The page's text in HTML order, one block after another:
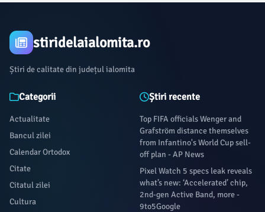
stiridelaialomita.ro
Știri de calitate din județul ialomita
Categorii
Actualitate
Bancul zilei
Calendar Ortodox
Citate
Citatul zilei
Cultura
Știri recente
Top FIFA officials Wenger and
Grafström distance themselves
from Infantino's World Cup sell-
off plan - AP News
Pixel Watch 5 specs leak reveals
what’s new: ‘Accelerated’ chip,
2nd-gen Active Band, more -
9to5Google